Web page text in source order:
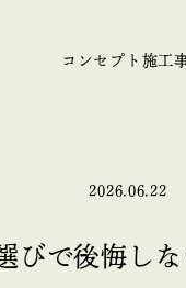
コンセプト 施工
2026.06.22
びで後悔し